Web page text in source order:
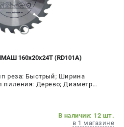
160х20х24Т (RD101A)
реза: Быстрый; Ширина
пиления: Дерево; Диаметр
В наличии: 12 шт.
в 1 магазине